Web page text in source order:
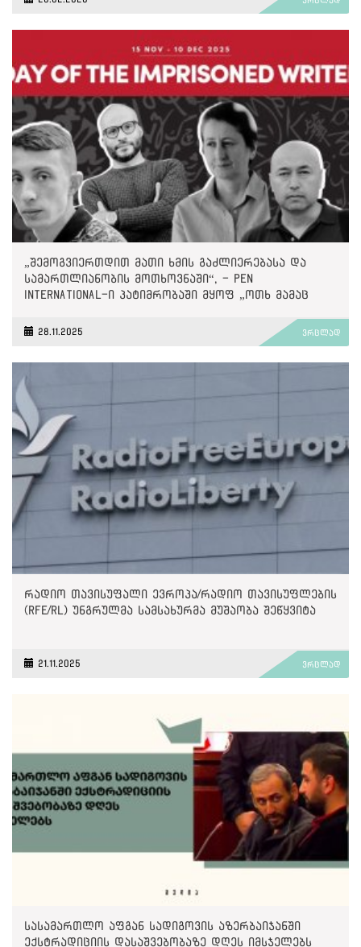
„შემოგვიერთდით მათი ხმის გაძლიერებასა და
სამართლიანობის მოთხოვნაში“, - PEN
International-ი პატიმრობაში მყოფ „ოთხ მამაც
28.11.2025 ვრცლად
რადიო თავისუფალი ევროპა/რადიო თავისუფლების
(RFE/RL) უნგრულმა სამსახურმა მუშაობა შეწყვიტა
21.11.2025 ვრცლად
სასამართლო აფგან სადიგოვის აზერბაიჯანში
ექსტრადიციის დასაშვებობაზე დღეს იმსჯელებს